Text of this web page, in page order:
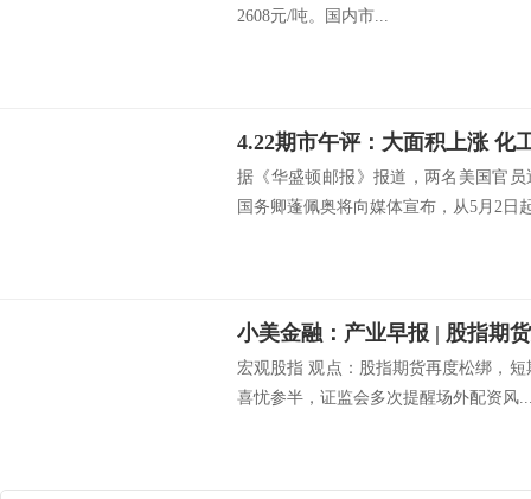
2608元/吨。国内市...
4.22期市午评：大面积上涨 化
据《华盛顿邮报》报道，两名美国官
国务卿蓬佩奥将向媒体宣布，从5月2日
宏观股指 观点：股指期货再度松绑，
喜忧参半，证监会多次提醒场外配资风